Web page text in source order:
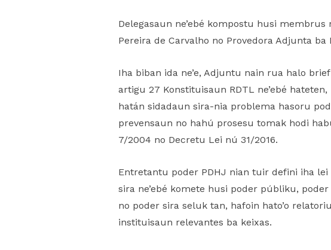
Delegasaun ne’ebé kompostu husi
Pereira de Carvalho no Provedora Adjunta
Iha biban ida ne’e, Adjuntu nain rua halo
artigu 27 Konstituisaun RDTL ne’ebé
hatán sidadaun sira-nia problema hasoru
prevensaun no hahú prosesu tomak hodi
7/2004 no Decretu Lei nú 31/2016.
Entretantu poder PDHJ nian tuir defini iha lei
sira ne’ebé komete husi poder públiku,
no poder sira seluk tan, hafoin hato’o
instituisaun relevantes ba keixas.